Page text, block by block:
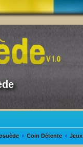
Coin Détente Jeux